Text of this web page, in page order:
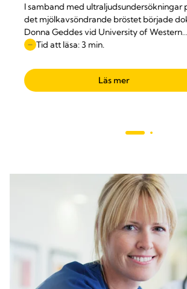
I samband med ultraljudsundersökningar
det mjölkavsöndrande bröstet började
Donna Geddes vid University of Western
Australia ifrågasätta de anatomiska
Tid att läsa: 3 min.
Läs mer